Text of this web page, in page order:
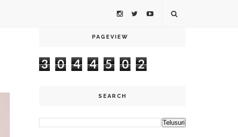
PAGEVIEW
3 0 4 4 5 0 2
SEARCH